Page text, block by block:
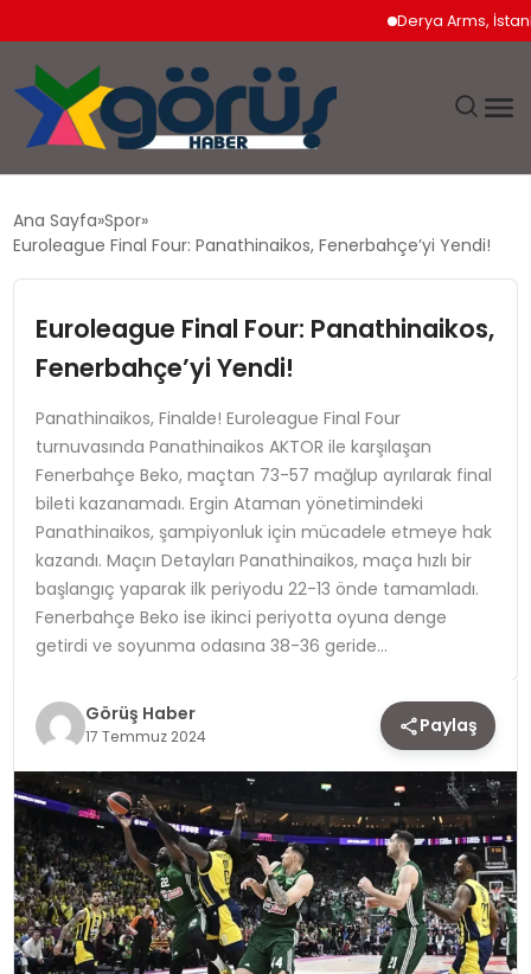
Derya Arms,
GÜNDEM
SAĞLIK
SPOR
TEKNOLOJI
YAŞAM
Ana Sayfa Spor
Euroleague Final Four: Panathinaikos, Fenerbahçe’yi Yendi!
Euroleague Final Four: Panathinaikos,
Fenerbahçe’yi Yendi!
Panathinaikos, Finalde! Euroleague Final Four
turnuvasında Panathinaikos AKTOR ile karşılaşan
Fenerbahçe Beko, maçtan 73-57 mağlup ayrılarak final
bileti kazanamadı. Ergin Ataman yönetimindeki
Panathinaikos, şampiyonluk için mücadele etmeye hak
kazandı. Maçın Detayları Panathinaikos, maça hızlı bir
başlangıç yaparak ilk periyodu 22-13 önde tamamladı.
Fenerbahçe Beko ise ikinci periyotta oyuna denge
getirdi ve soyunma odasına 38-36 geride…
Görüş Haber
17 Temmuz 2024 Paylaş